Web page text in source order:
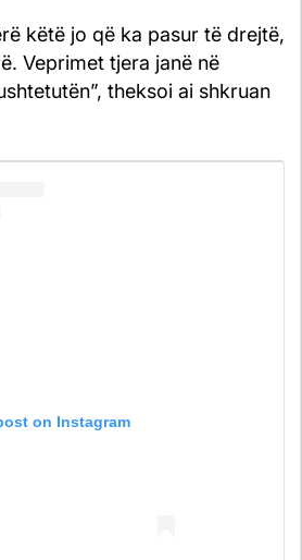
këtë jo që ka pasur të drejtë,
Veprimet tjera janë në
theksoi ai shkruan
on Instagram